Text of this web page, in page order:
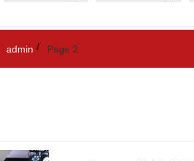
admin Page 2